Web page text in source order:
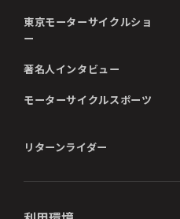
東京モーターサイクルショ
ー
著名人インタビュー
モーターサイクルスポーツ
リターンライダー